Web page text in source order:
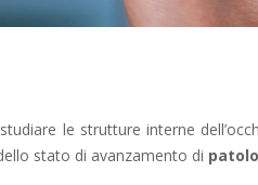
le strutture interne
stato di avanzamento di